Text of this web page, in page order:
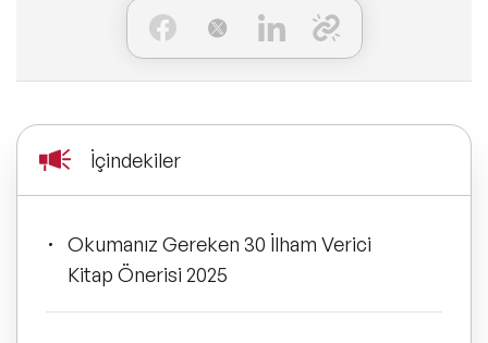
Yeni Konuşmacılarımız
Dijital Dönüşüm Konuşmacıları
Pazarlama Konuşmacıları
Mizah Konuşmacıları
Kimlerle Yaparız?
Referanslarımız
İçindekiler
Okumanız Gereken 30 İlham Verici
Kitap Önerisi 2025